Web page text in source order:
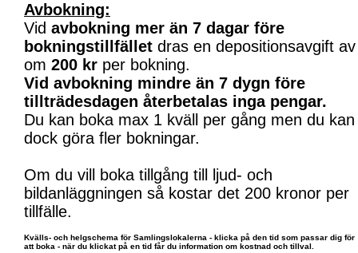
Avbokning:
Vid avbokning mer än 7 dagar före
bokningstillfället dras en depositionsavgift av
om 200 kr per bokning.
Vid avbokning mindre än 7 dygn före
tillträdesdagen återbetalas inga pengar.
Du kan boka max 1 kväll per gång men du kan
dock göra fler bokningar.
Om du vill boka tillgång till ljud- och
bildanläggningen så kostar det 200 kronor per
tillfälle.
Kvälls- och helgschema för Samlingslokalerna - klicka på den tid som passar dig för
att boka - när du klickat på en tid får du information om kostnad och tillval.